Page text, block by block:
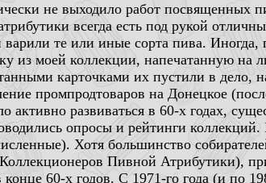
не выходило работ посвященных
всегда есть под рукой
те или иные сорта пива. Иногда,
из моей коллекции, напечатанную на
карточками их пустили в дело,
промпродтоваров на Донецкое
развиваться в 60-х годах,
опросы и рейтинги коллекций.
Хотя большинство
Пивной Атрибутики),
60-х годов. С 1971-го года (и по